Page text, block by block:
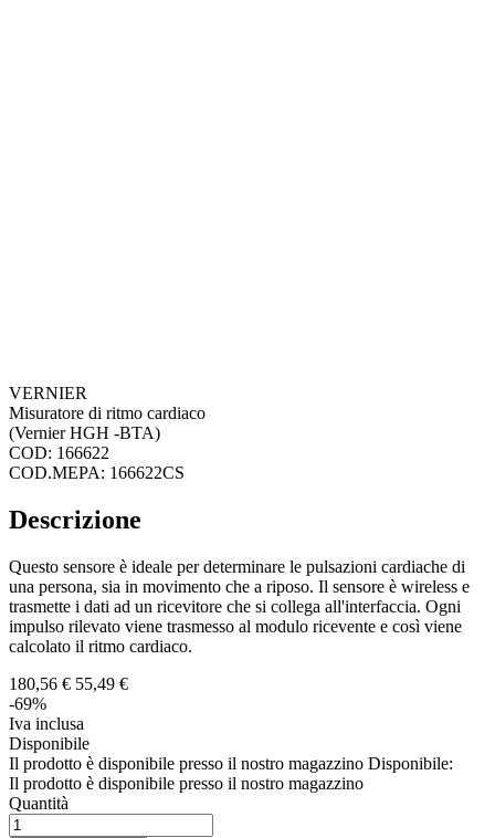
VERNIER
Misuratore di ritmo cardiaco
(Vernier HGH -BTA)
COD: 166622
COD.MEPA: 166622CS
Descrizione
Questo sensore è ideale per determinare le pulsazioni cardiache di
una persona, sia in movimento che a riposo. Il sensore è wireless e
trasmette i dati ad un ricevitore che si collega all'interfaccia. Ogni
impulso rilevato viene trasmesso al modulo ricevente e così viene
calcolato il ritmo cardiaco.
180,56 € 55,49 €
-69%
Iva inclusa
Disponibile
Il prodotto è disponibile presso il nostro magazzino Disponibile:
Il prodotto è disponibile presso il nostro magazzino
Quantità